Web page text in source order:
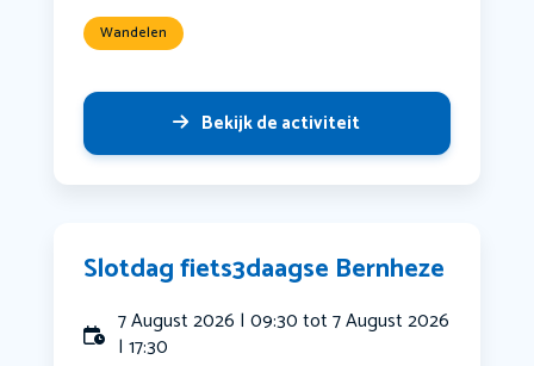
Wandelen
Bekijk de activiteit
Slotdag fiets3daagse Bernheze
7 August 2026 | 09:30 tot 7 August 2026
| 17:30